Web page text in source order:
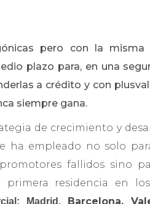
pero con la
plazo para, en una
a crédito y con
siempre gana.
de crecimiento y
ha empleado no solo
fallidos sino
primera residencia en
Madrid,Barcelona,